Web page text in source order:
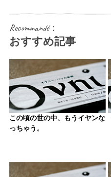
Recommandé：
おすすめ記事
この頃の世の中、もうイヤンな
っちゃう。